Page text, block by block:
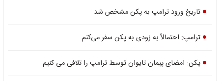
تاریخ ورود ترامپ به پکن مشخص شد
ترامپ: احتمالاً به زودی به پکن سفر می‌کنم
پکن: امضای پیمان تایوان توسط ترامپ را تلافی می کنیم